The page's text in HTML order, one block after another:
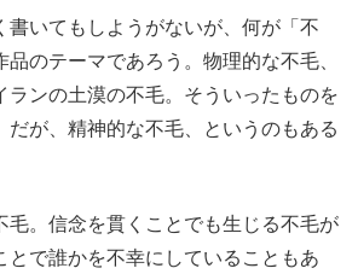
書いてもしようがないが、何が「不
のテーマであろう。物理的な不毛、
ランの土漠の不毛。そういったものを
だが、精神的な不毛、というのもある
毛。信念を貫くことでも生じる不毛が
とで誰かを不幸にしていることもあ